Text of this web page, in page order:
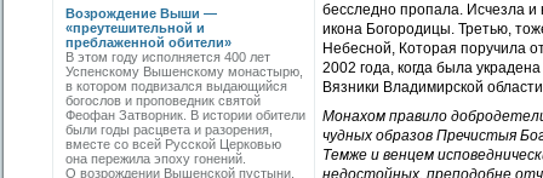
Возрождение Выши —
«преутешительной и
преблаженной обители»
В этом году исполняется 400 лет
Успенскому Вышенскому монастырю,
в котором подвизался выдающийся
богослов и проповедник святой
Феофан Затворник. В истории обители
были годы расцвета и разорения,
вместе со всей Русской Церковью
она пережила эпоху гонений.
О возрождении Вышенской пустыни,
бесследно пропала. Исчезла
икона Богородицы. Третью,
Небесной, Которая поручила
2002 года, когда была
Вязники Владимирской
Монахом правило
чудных образов Пречистыя
Темже и венцем
недостойных, преподобне